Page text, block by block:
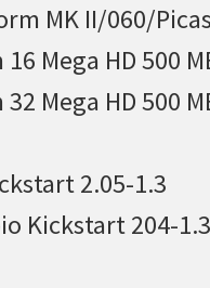
MK II/060/
Mega HD 500
Mega HD 500
2.05-1.3
Kickstart 204-